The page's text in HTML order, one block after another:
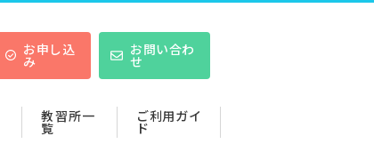
お申し込
み
お問い合わ
せ
教習所一
覧
ご利用ガイ
ド